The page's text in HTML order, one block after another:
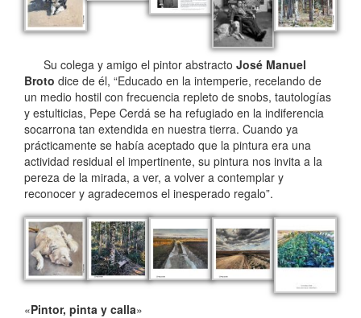
Su colega y amigo el pintor abstracto José Manuel
Broto dice de él, “Educado en la intemperie, recelando de
un medio hostil con frecuencia repleto de snobs, tautologías
y estulticias, Pepe Cerdá se ha refugiado en la indiferencia
socarrona tan extendida en nuestra tierra. Cuando ya
prácticamente se había aceptado que la pintura era una
actividad residual el impertinente, su pintura nos invita a la
pereza de la mirada, a ver, a volver a contemplar y
reconocer y agradecemos el inesperado regalo”.
«Pintor, pinta y calla»